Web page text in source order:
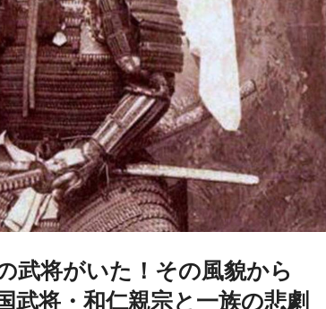
武将がいた！その風貌から
武将・和仁親宗と一族の悲劇